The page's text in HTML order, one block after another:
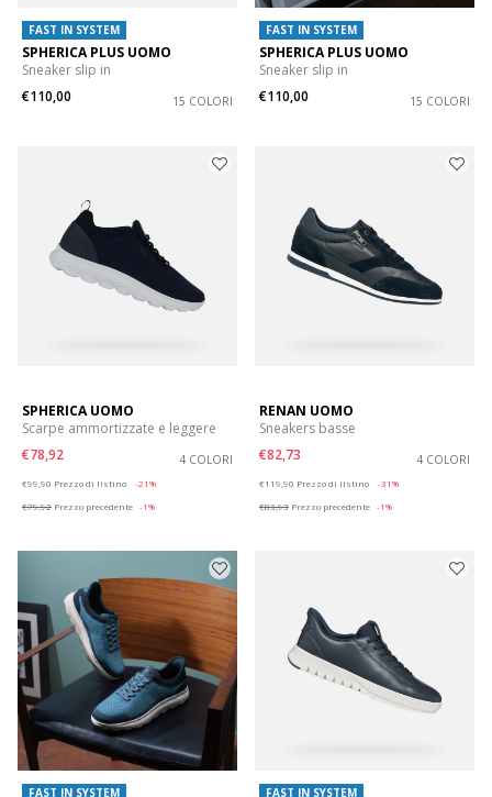
FAST IN SYSTEM
SPHERICA PLUS UOMO
Sneaker slip in
€110,00
15 COLORI
FAST IN SYSTEM
SPHERICA PLUS UOMO
Sneaker slip in
€110,00
15 COLORI
SPHERICA UOMO
Scarpe ammortizzate e leggere
€78,92
4 COLORI
€99,90 Prezzo di listino
-21%
€79,92 Prezzo precedente -1%
RENAN UOMO
Sneakers basse
€82,73
4 COLORI
€119,90 Prezzo di listino
-31%
€83,93 Prezzo precedente -1%
FAST IN SYSTEM FAST IN SYSTEM